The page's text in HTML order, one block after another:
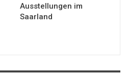
Ausstellungen im
Saarland